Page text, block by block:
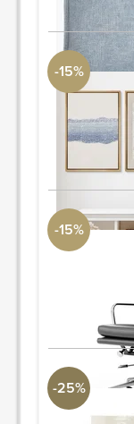
-15%Geometric
Pictures
36" H x 24"
PIDE Y
-15%Genuine
Back
PIDE Y
-25%
Arte
" Fog On The